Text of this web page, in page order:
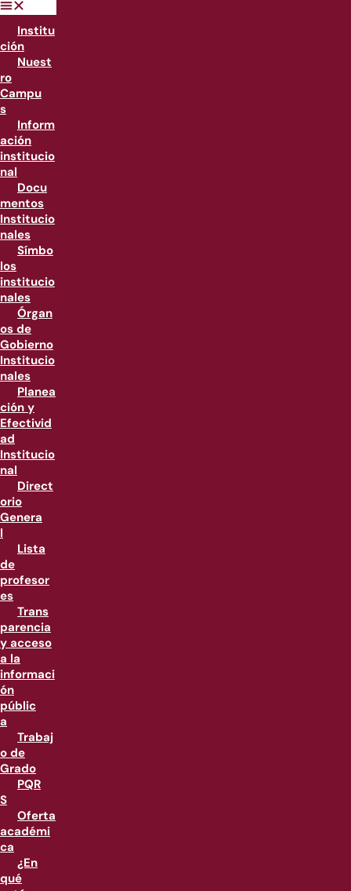
Institu
ción
Nuest
ro
Campu
s
Inform
ación
institucio
nal
Docu
mentos
Institucio
nales
Símbo
los
institucio
nales
Órgan
os de
Gobierno
Institucio
nales
Planea
ción y
Efectivid
ad
Institucio
nal
Direct
orio
Genera
l
Lista
de
profesor
es
Trans
parencia
y acceso
a la
informaci
ón
públic
a
Trabaj
o de
Grado
PQR
S
Oferta
académi
ca
¿En
qué